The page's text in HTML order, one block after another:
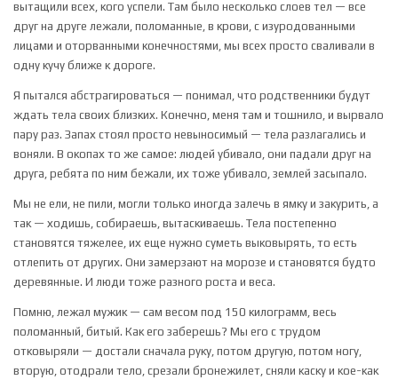
вытащили всех, кого успели. Там было несколько слоев тел — все
друг на друге лежали, поломанные, в крови, с изуродованными
лицами и оторванными конечностями, мы всех просто сваливали в
одну кучу ближе к дороге.
Я пытался абстрагироваться — понимал, что родственники будут
ждать тела своих близких. Конечно, меня там и тошнило, и вырвало
пару раз. Запах стоял просто невыносимый — тела разлагались и
воняли. В окопах то же самое: людей убивало, они падали друг на
друга, ребята по ним бежали, их тоже убивало, землей засыпало.
Мы не ели, не пили, могли только иногда залечь в ямку и закурить, а
так — ходишь, собираешь, вытаскиваешь. Тела постепенно
становятся тяжелее, их еще нужно суметь выковырять, то есть
отлепить от других. Они замерзают на морозе и становятся будто
деревянные. И люди тоже разного роста и веса.
Помню, лежал мужик — сам весом под 150 килограмм, весь
поломанный, битый. Как его заберешь? Мы его с трудом
отковыряли — достали сначала руку, потом другую, потом ногу,
вторую, отодрали тело, срезали бронежилет, сняли каску и кое-как